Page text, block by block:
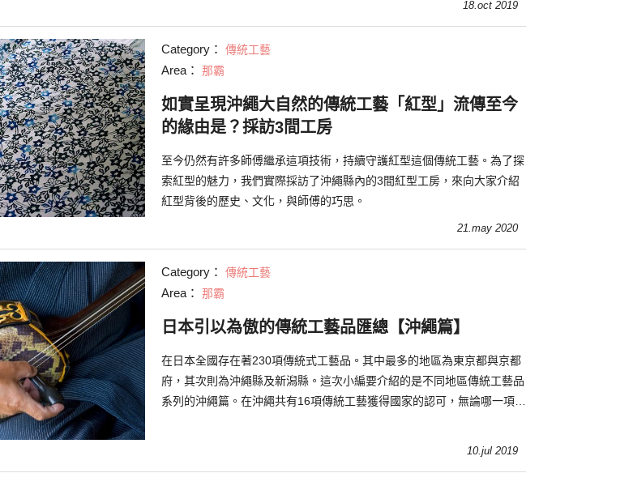
18.oct 2019
Category： 傳統工藝
Area： 那霸
如實呈現沖繩大自然的傳統工藝「紅型」流傳至今
的緣由是？採訪3間工房
至今仍然有許多師傅繼承這項技術，持續守護紅型這個傳統工藝。為了探
索紅型的魅力，我們實際採訪了沖繩縣內的3間紅型工房，來向大家介紹
紅型背後的歷史、文化，與師傅的巧思。
21.may 2020
Category： 傳統工藝
Area： 那霸
日本引以為傲的傳統工藝品匯總【沖繩篇】
在日本全國存在著230項傳統式工藝品。其中最多的地區為東京都與京都
府，其次則為沖繩縣及新潟縣。這次小編要介紹的是不同地區傳統工藝品
系列的沖繩篇。在沖繩共有16項傳統工藝獲得國家的認可，無論哪一項皆
10.jul 2019